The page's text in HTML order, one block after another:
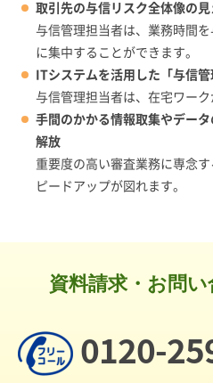
取引先の与信リスク全体像の見
与信管理担当者は、業務時間
に集中することができます。
ITシステムを活用した「与信
与信管理担当者は、在宅ワーク
手間のかかる情報取集やデー
解放
重要度の高い審査業務に専念
ピードアップが図れます。
資料請求・お問
0120-